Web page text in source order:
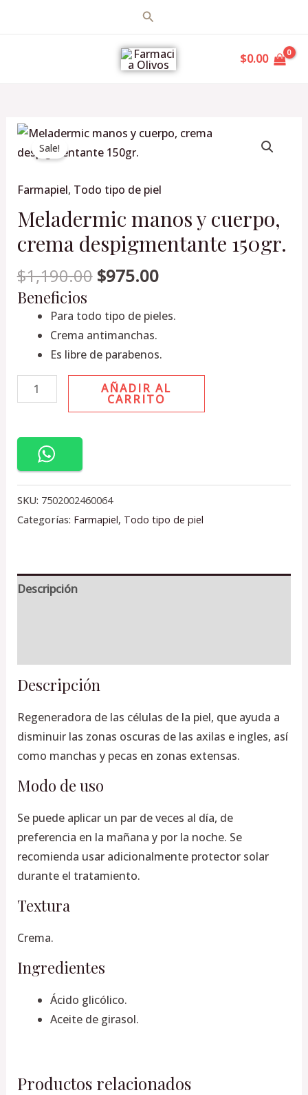
Buscar
$0.00
Sale!
Farmapiel, Todo tipo de piel
Meladermic manos y cuerpo,
crema despigmentante 150gr.
$1,190.00
Original
price
$1,190.00.
$975.00
Current
$975.00.
Beneficios
Para todo tipo de pieles.
Crema antimanchas.
Es libre de parabenos.
Meladermic
manos
cuerpo,
crema
despigmentante
150gr.
cantidad
AÑADIR AL
CARRITO
SKU: 7502002460064
Categorías: Farmapiel, Todo tipo de piel
Descripción
Descripción
Regeneradora de las células de la piel, que ayuda a
disminuir las zonas oscuras de las axilas e ingles, así
como manchas y pecas en zonas extensas.
Modo de uso
Se puede aplicar un par de veces al día, de
preferencia en la mañana y por la noche. Se
recomienda usar adicionalmente protector solar
durante el tratamiento.
Textura
Crema.
Ingredientes
Ácido glicólico.
Aceite de girasol.
Productos relacionados